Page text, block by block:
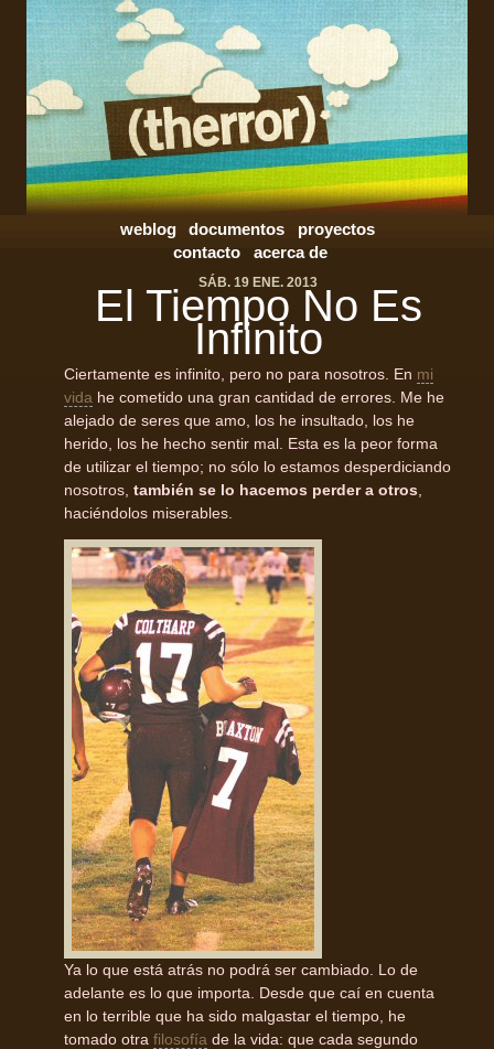
weblog documentos
proyectos
contacto
acerca de
SÁB. 19 ENE. 2013
El Tiempo No Es
Infinito
Ciertamente es infinito, pero no para nosotros. En mi
vida he cometido una gran cantidad de errores. Me he
alejado de seres que amo, los he insultado, los he
herido, los he hecho sentir mal. Esta es la peor forma
de utilizar el tiempo; no sólo lo estamos desperdiciando
nosotros, también se lo hacemos perder a otros
haciéndolos miserables.
Ya lo que está atrás no podrá ser cambiado. Lo de
adelante es lo que importa. Desde que caí en cuenta
en lo terrible que ha sido malgastar el tiempo, he
tomado otra filosofía de la vida: que cada segundo